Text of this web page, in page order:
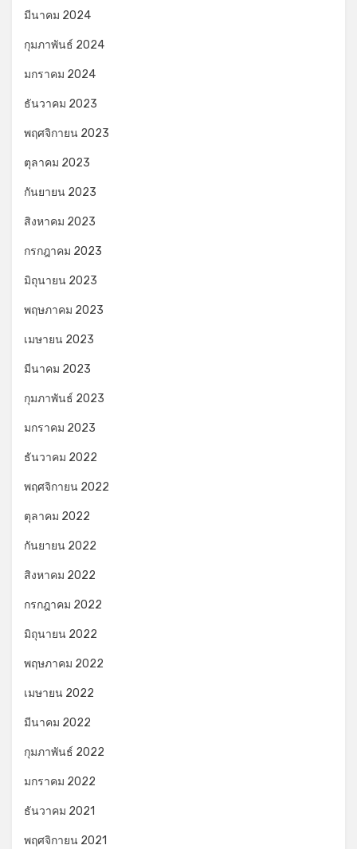
มีนาคม 2024
กุมภาพันธ์ 2024
มกราคม 2024
ธันวาคม 2023
พฤศจิกายน 2023
ตุลาคม 2023
กันยายน 2023
สิงหาคม 2023
กรกฎาคม 2023
มิถุนายน 2023
พฤษภาคม 2023
เมษายน 2023
มีนาคม 2023
กุมภาพันธ์ 2023
มกราคม 2023
ธันวาคม 2022
พฤศจิกายน 2022
ตุลาคม 2022
กันยายน 2022
สิงหาคม 2022
กรกฎาคม 2022
มิถุนายน 2022
พฤษภาคม 2022
เมษายน 2022
มีนาคม 2022
กุมภาพันธ์ 2022
มกราคม 2022
ธันวาคม 2021
พฤศจิกายน 2021